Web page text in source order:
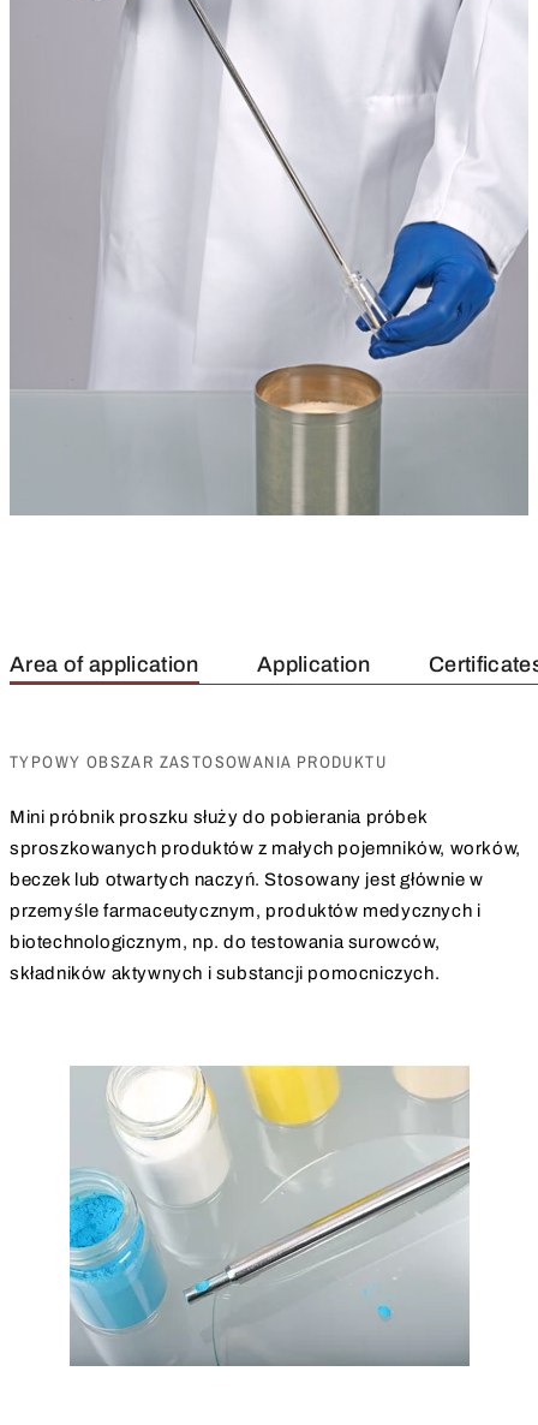
Area of application Application
TYPOWY OBSZAR ZASTOSOWANIA PRODUKTU
Mini próbnik proszku służy do pobierania próbek
sproszkowanych produktów z małych pojemników, worków,
beczek lub otwartych naczyń. Stosowany jest głównie w
przemyśle farmaceutycznym, produktów medycznych i
biotechnologicznym, np. do testowania surowców,
składników aktywnych i substancji pomocniczych.